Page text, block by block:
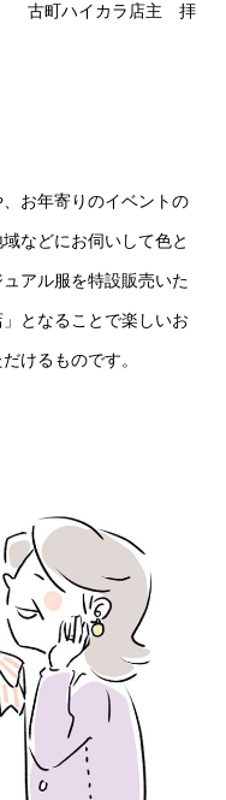
古町ハイカラ店主 拝
お年寄りのイベントの
などにお伺いして色と
アル服を特設販売いた
となることで楽しいお
けるものです。